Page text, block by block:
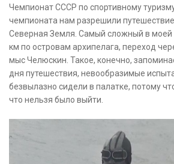
Чемпионат СССР по спортивному
чемпионата нам разрешили
Северная Земля. Самый сложный в моей
км по островам архипелага, переход
мыс Челюскин. Такое, конечно,
дня путешествия, невообразимые
безвылазно сидели в палатке, потому
что нельзя было выйти.